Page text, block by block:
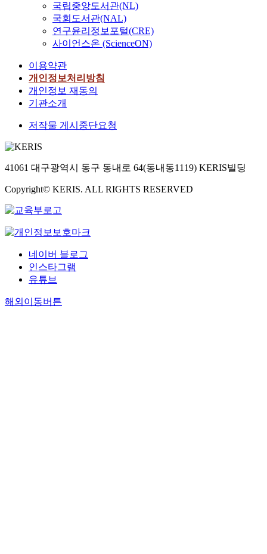
국립중앙도서관(NL)
국회도서관(NAL)
연구윤리정보포털(CRE)
사이언스온 (ScienceON)
이용약관
개인정보처리방침
개인정보 재동의
기관소개
저작물 게시중단요청
41061 대구광역시 동구 동내로 64(동내동1119) KERIS빌딩
Copyright© KERIS. ALL RIGHTS RESERVED
네이버 블로그
인스타그램
유튜브
해외이동버튼